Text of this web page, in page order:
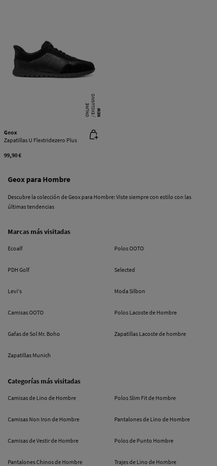
NEW
E
X
C
L
U SI
V
O
O
N
LI
N
E
Geox
Zapatillas U Flextridezero Plus
99,90 €
Geox para Hombre
Descubre la colección de Geox para Hombre: Viste siempre con estilo con las
últimas tendencias
Marcas más visitadas
Ecoalf
PDH Golf
Levi's
Camisas OOTO
Gafas de Sol Mr. Boho
Zapatillas Munich
Polos OOTO
Selected
Moda Silbon
Polos Lacoste de Hombre
Zapatillas Lacoste de hombre
Categorías más visitadas
Camisas de Lino de Hombre
Camisas Non Iron de Hombre
Camisas de Vestir de Hombre
Pantalones Chinos de Hombre
Polos Slim Fit de Hombre
Pantalones de Lino de Hombre
Polos de Punto Hombre
Trajes de Lino de Hombre